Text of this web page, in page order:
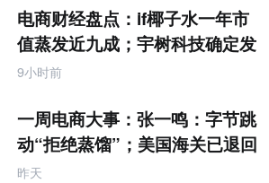
题
电商财经盘点：if椰子水一年市
值蒸发近九成；宇树科技确定发
行价格为150.80元/股
9小时前
一周电商大事：张一鸣：字节跳
动“拒绝蒸馏”；美国海关已退回
约1000亿美元关税
昨天